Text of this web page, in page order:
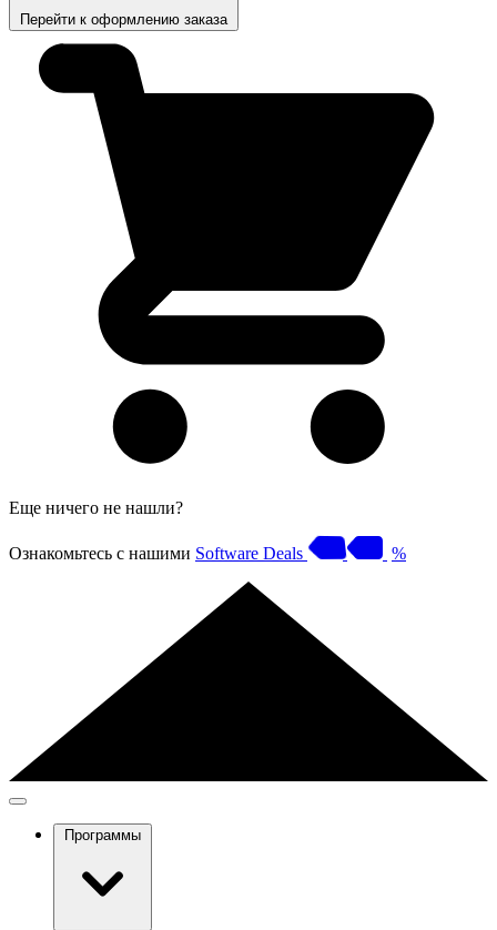
Перейти к оформлению заказа
Еще ничего не нашли?
Ознакомьтесь с нашими Software Deals %
Программы